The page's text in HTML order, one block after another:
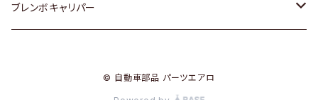
ダイハツ
トヨタ
ブレンボキャリパー
© 自動車部品 パーツエアロ